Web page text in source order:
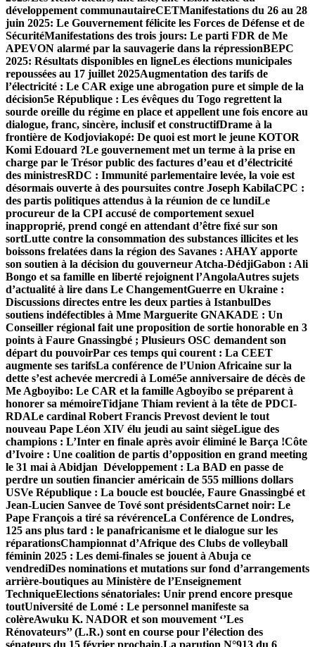
développement communautaireCETManifestations du 26 au 28
juin 2025: Le Gouvernement félicite les Forces de Défense et de
SécuritéManifestations des trois jours: Le parti FDR de Me
APEVON alarmé par la sauvagerie dans la répressionBEPC
2025: Résultats disponibles en ligneLes élections municipales
repoussées au 17 juillet 2025Augmentation des tarifs de
l’électricité : Le CAR exige une abrogation pure et simple de la
décision5e République : Les évêques du Togo regrettent la
sourde oreille du régime en place et appellent une fois encore au
dialogue, franc, sincère, inclusif et constructifDrame à la
frontière de Kodjoviakopé: De quoi est mort le jeune KOTOR
Komi Edouard ?Le gouvernement met un terme à la prise en
charge par le Trésor public des factures d’eau et d’électricité
des ministresRDC : Immunité parlementaire levée, la voie est
désormais ouverte à des poursuites contre Joseph KabilaCPC :
des partis politiques attendus à la réunion de ce lundiLe
procureur de la CPI accusé de comportement sexuel
inapproprié, prend congé en attendant d’être fixé sur son
sortLutte contre la consommation des substances illicites et les
boissons frelatées dans la région des Savanes : AHAY apporte
son soutien à la décision du gouverneur Atcha-DédjiGabon : Ali
Bongo et sa famille en liberté rejoignent l’AngolaAutres sujets
d’actualité à lire dans Le ChangementGuerre en Ukraine :
Discussions directes entre les deux parties à IstanbulDes
soutiens indéfectibles à Mme Marguerite GNAKADE : Un
Conseiller régional fait une proposition de sortie honorable en 3
points à Faure Gnassingbé ; Plusieurs OSC demandent son
départ du pouvoirPar ces temps qui courent : La CEET
augmente ses tarifsLa conférence de l’Union Africaine sur la
dette s’est achevée mercredi à Lomé5e anniversaire de décès de
Me Agboyibo: Le CAR et la famille Agboyibo se préparent à
honorer sa mémoireTidjane Thiam revient à la tête de PDCI-
RDALe cardinal Robert Francis Prevost devient le tout
nouveau Pape Léon XIV élu jeudi au saint siègeLigue des
champions : L’Inter en finale après avoir éliminé le Barça !Côte
d’Ivoire : Une coalition de partis d’opposition en grand meeting
le 31 mai à Abidjan Développement : La BAD en passe de
perdre un soutien financier américain de 555 millions dollars
USVe République : La boucle est bouclée, Faure Gnassingbé et
Jean-Lucien Sanvee de Tové sont présidentsCarnet noir: Le
Pape François a tiré sa révérenceLa Conférence de Londres,
125 ans plus tard : le panafricanisme et le dialogue sur les
réparationsChampionnat d’Afrique des Clubs de volleyball
féminin 2025 : Les demi-finales se jouent à Abuja ce
vendrediDes nominations et mutations sur fond d’arrangements
arrière-boutiques au Ministère de l’Enseignement
TechniqueElections sénatoriales: Unir prend encore presque
toutUniversité de Lomé : Le personnel manifeste sa
colèreAwuku K. NADOR et son mouvement ‘’Les
Rénovateurs’’ (L.R.) sont en course pour l’élection des
sénateurs du 15 février prochain.La parution N°913 du 6